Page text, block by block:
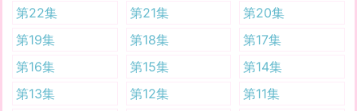
第22集
第21集
第20集
第19集
第18集
第17集
第16集
第15集
第14集
第13集
第12集
第11集